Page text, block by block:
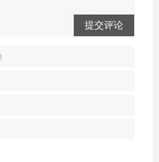
提交评论